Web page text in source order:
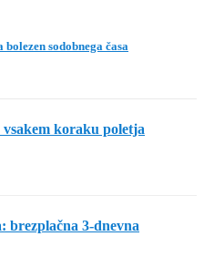
sodobnega časa
koraku poletja
brezplačna 3-dnevna